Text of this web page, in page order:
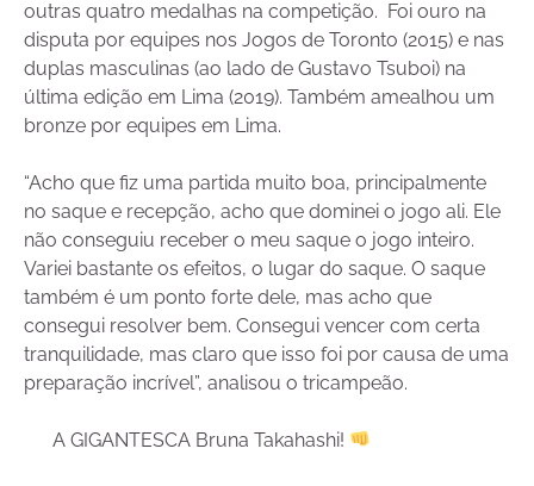
outras quatro medalhas na competição. Foi ouro na
disputa por equipes nos Jogos de Toronto (2015) e nas
duplas masculinas (ao lado de Gustavo Tsuboi) na
última edição em Lima (2019). Também amealhou um
bronze por equipes em Lima.
“Acho que fiz uma partida muito boa, principalmente
no saque e recepção, acho que dominei o jogo ali. Ele
não conseguiu receber o meu saque o jogo inteiro.
Variei bastante os efeitos, o lugar do saque. O saque
também é um ponto forte dele, mas acho que
consegui resolver bem. Consegui vencer com certa
tranquilidade, mas claro que isso foi por causa de uma
preparação incrível”, analisou o tricampeão.
A GIGANTESCA Bruna Takahashi!